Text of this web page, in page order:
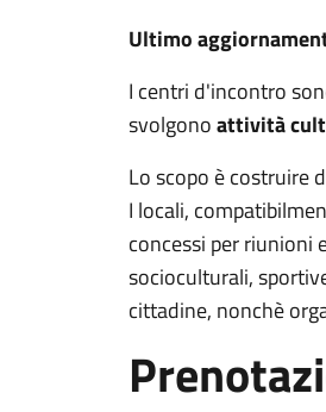
Ultimo
I centri d'incontro
svolgonoattività
Lo scopo è costruire
I locali,
concessi per riunioni
socioculturali,
cittadine, nonchè